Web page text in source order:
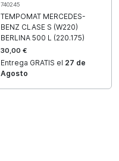
740245
TEMPOMAT MERCEDES-
BENZ CLASE S (W220)
BERLINA 500 L (220.175)
30,00 €
Entrega GRATIS el 27 de
Agosto